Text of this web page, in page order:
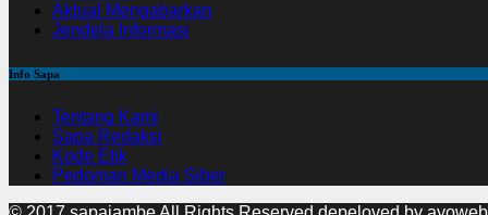
Aktual Mengabarkan
Jendela Informasi
Info Sapa
Tentang Kami
Sapa Redaksi
Kode Etik
Pedoman Media Siber